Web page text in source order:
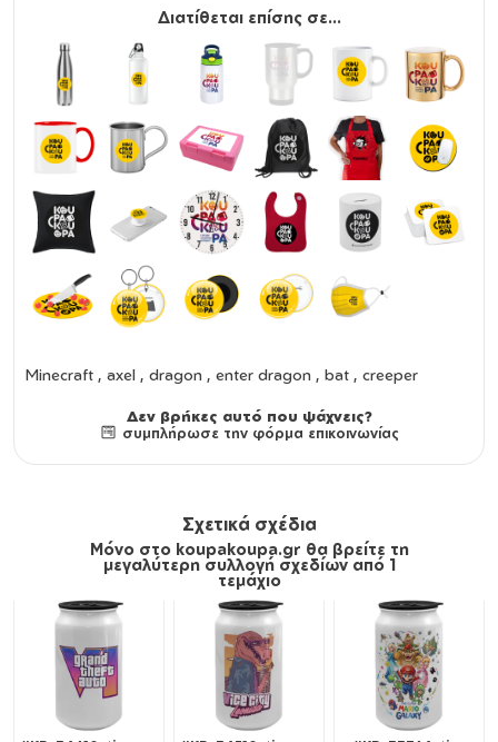
Διατίθεται επίσης σε...
Minecraft , axel , dragon , enter dragon , bat , creeper
Δεν βρήκες αυτό που ψάχνεις?
συμπλήρωσε την φόρμα επικοινωνίας
Σχετικά σχέδια
Μόνο στο koupakoupa.gr θα βρείτε τη
μεγαλύτερη συλλογή σχεδίων από 1
τεμάχιο